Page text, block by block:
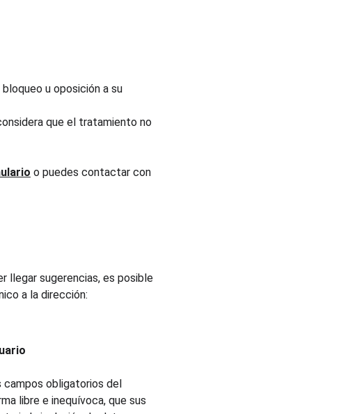
u oposición a su
que el tratamiento no
o puedes contactar con
llegar sugerencias, es posible
a la dirección:
campos obligatorios del
libre e inequívoca, que sus